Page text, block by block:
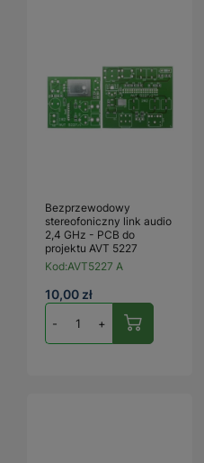
Bezprzewodowy
stereofoniczny link audio
2,4 GHz - PCB do
projektu AVT 5227
Kod:AVT5227 A
10,00 zł
- +